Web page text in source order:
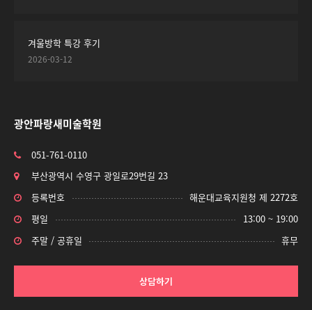
겨울방학 특강 후기
2026-03-12
광안파랑새미술학원
051-761-0110
부산광역시 수영구 광일로29번길 23
등록번호
해운대교육지원청 제 2272호
평일
13:00 ~ 19:00
주말 / 공휴일
휴무
상담하기